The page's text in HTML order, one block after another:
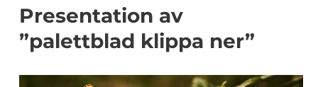
Presentation av
”palettblad klippa ner”